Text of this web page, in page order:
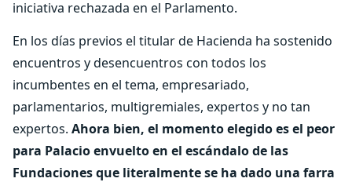
iniciativa rechazada en el Parlamento.
En los días previos el titular de Hacienda ha sostenido
encuentros y desencuentros con todos los
incumbentes en el tema, empresariado,
parlamentarios, multigremiales, expertos y no tan
expertos. Ahora bien, el momento elegido es el peor
para Palacio envuelto en el escándalo de las
Fundaciones que literalmente se ha dado una farra